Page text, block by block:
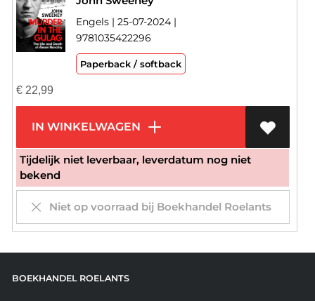
Engels | 25-07-2024 |
9781035422296
Paperback / softback
€22,99
IN WINKELWAGEN
Tijdelijk niet leverbaar, leverdatum nog niet
bekend
Niet op voorraad bij Boekhandel Roelants
BOEKHANDEL ROELANTS